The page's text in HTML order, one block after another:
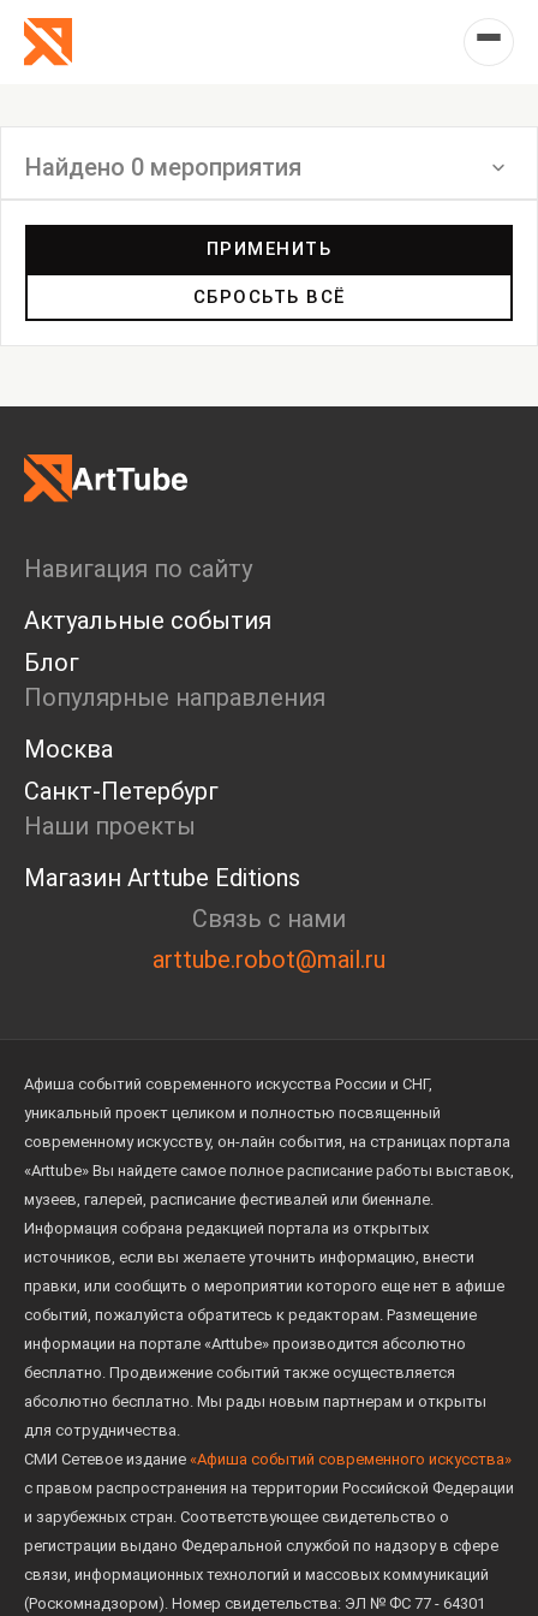
Найдено 0 мероприятия
Дискуссия
Пост-релиз
Пресс-конференция
Ярмарка
Open call
Экскурсия
Дискуссия
Cosmoscow 2024
Blazar 2024
Встречи
Круглый стол
ПРИМЕНИТЬ
СБРОСЬТЬ ВСЁ
Навигация по сайту
Актуальные события
Блог
Популярные направления
Москва
Санкт-Петербург
Наши проекты
Магазин Arttube Editions
Связь с нами
arttube.robot@mail.ru
Афиша событий современного искусства России и СНГ,
уникальный проект целиком и полностью посвященный
современному искусству, он-лайн события, на страницах портала
«Arttube» Вы найдете самое полное расписание работы выставок,
музеев, галерей, расписание фестивалей или биеннале.
Информация собрана редакцией портала из открытых
источников, если вы желаете уточнить информацию, внести
правки, или сообщить о мероприятии которого еще нет в афише
событий, пожалуйста обратитесь к редакторам. Размещение
информации на портале «Arttube» производится абсолютно
бесплатно. Продвижение событий также осуществляется
абсолютно бесплатно. Мы рады новым партнерам и открыты
для сотрудничества.
СМИ Сетевое издание «Афиша событий современного искусства»
с правом распространения на территории Российской Федерации
и зарубежных стран. Соответствующее свидетельство о
регистрации выдано Федеральной службой по надзору в сфере
связи, информационных технологий и массовых коммуникаций
(Роскомнадзором). Номер свидетельства: ЭЛ № ФС 77 - 64301